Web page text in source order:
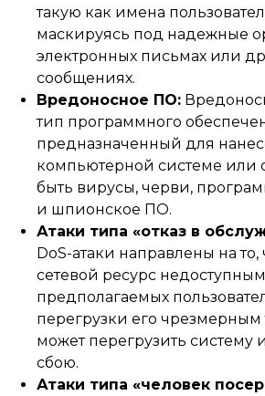
такую ​​как имена
маскируясь под надежные
электронных письмах или
сообщениях.
Вредоносное ПО:
тип программного
предназначенный для
компьютерной системе или
быть вирусы, черви,
и шпионское ПО.
Атаки типа «отказ в
DoS-атаки направлены на то,
сетевой ресурс
предполагаемых
перегрузки его чрезмерным
может перегрузить систему
сбою.
Атаки типа «человек